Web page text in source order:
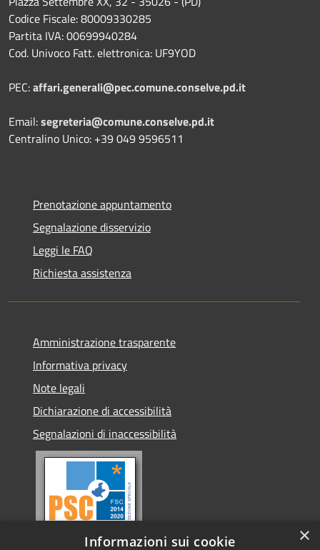
Codice Fiscale: 80009330285
Partita IVA: 00699940284
Cod. Univoco Fatt. elettronica: UF9YOD
PEC:affari.generali@pec.comune.conselve.pd.it
Email:segreteria@comune.conselve.pd.it
Centralino Unico: +39 049 9596511
Prenotazione appuntamento
Segnalazione disservizio
Leggi le FAQ
Richiesta assistenza
Amministrazione trasparente
Informativa privacy
Note legali
Dichiarazione di accessibilità
Segnalazioni di inaccessibilità
×
Informazioni sui cookie